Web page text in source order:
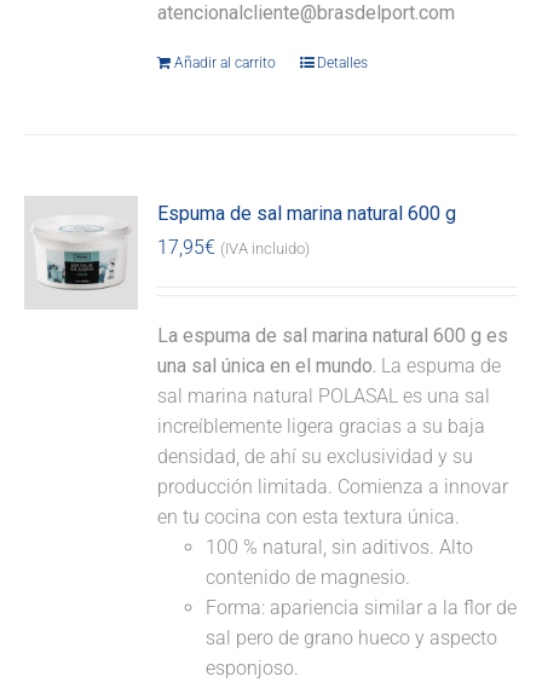
atencionalcliente@brasdelport.com
Añadir al carrito Detalles
Espuma de sal marina natural 600 g
17,95€ (IVA incluido)
La espuma de sal marina natural 600 g es
una sal única en el mundo. La espuma de
sal marina natural POLASAL es una sal
increíblemente ligera gracias a su baja
densidad, de ahí su exclusividad y su
producción limitada. Comienza a innovar
en tu cocina con esta textura única.
100 % natural, sin aditivos. Alto
contenido de magnesio.
Forma: apariencia similar a la flor de
sal pero de grano hueco y aspecto
esponjoso.